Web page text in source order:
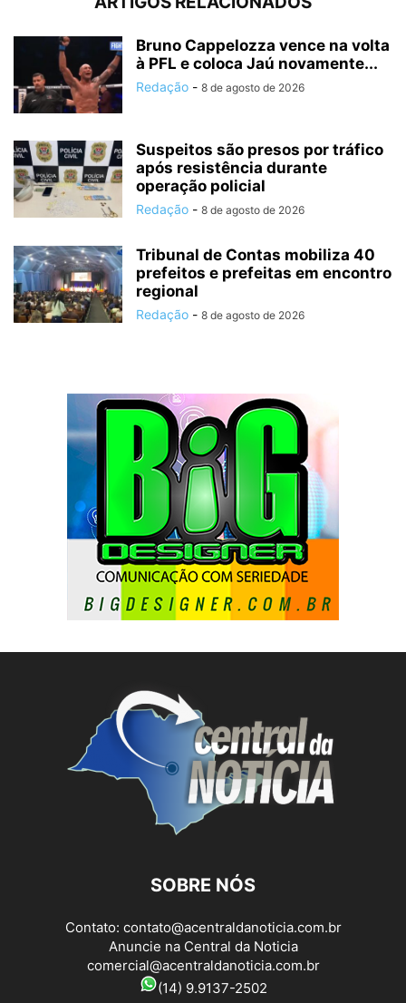
Bruno Cappelozza vence na volta
à PFL e coloca Jaú novamente...
Redação - 8 de agosto de 2026
Suspeitos são presos por tráfico
após resistência durante
operação policial
Redação - 8 de agosto de 2026
Tribunal de Contas mobiliza 40
prefeitos e prefeitas em encontro
regional
Redação - 8 de agosto de 2026
SOBRE NÓS
Contato: contato@acentraldanoticia.com.br
Anuncie na Central da Noticia
comercial@acentraldanoticia.com.br
(14) 9.9137-2502